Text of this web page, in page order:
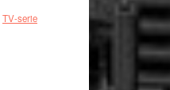
TV-serie